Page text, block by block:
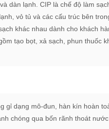
dàn lạnh. CIP là chế độ làm
vỏ tủ và các cấu trúc bên
khác nhau dành cho khách
tạo bọt, xả sạch, phun thuốc
gỉ dạng mô-đun, hàn kín hoàn
chóng qua bốn rãnh thoát